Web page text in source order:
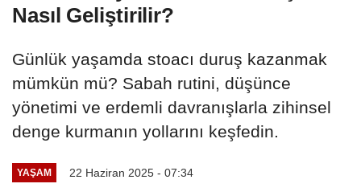
Nasıl Geliştirilir?
Günlük yaşamda stoacı duruş kazanmak
mümkün mü? Sabah rutini, düşünce
yönetimi ve erdemli davranışlarla zihinsel
denge kurmanın yollarını keşfedin.
YAŞAM 22 Haziran 2025 - 07:34